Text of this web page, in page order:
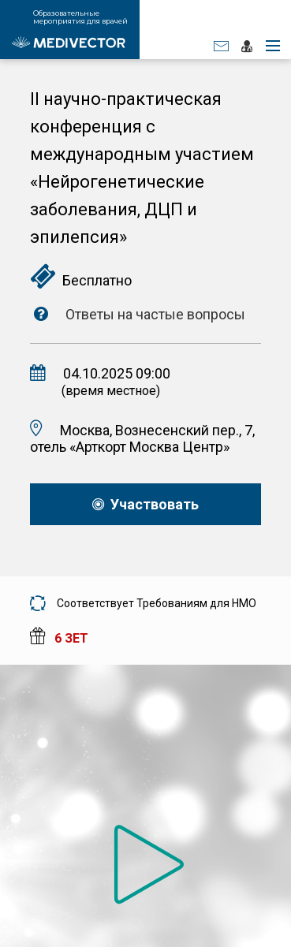
Образовательные
мероприятия для врачей
II научно-практическая
конференция с
международным участием
«Нейрогенетические
заболевания, ДЦП и
эпилепсия»
Бесплатно
Ответы на частые вопросы
04.10.2025 09:00
(время местное)
Москва, Вознесенский пер., 7,
отель «Арткорт Москва Центр»
Участвовать
Соответствует Требованиям для НМО
6 ЗЕТ